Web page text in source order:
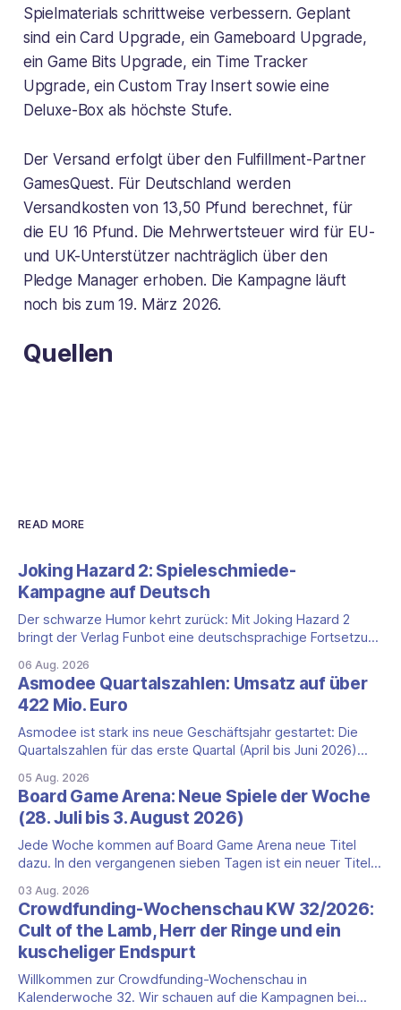
Spielmaterials schrittweise verbessern. Geplant
sind ein Card Upgrade, ein Gameboard Upgrade,
ein Game Bits Upgrade, ein Time Tracker
Upgrade, ein Custom Tray Insert sowie eine
Deluxe-Box als höchste Stufe.
Der Versand erfolgt über den Fulfillment-Partner
GamesQuest. Für Deutschland werden
Versandkosten von 13,50 Pfund berechnet, für
die EU 16 Pfund. Die Mehrwertsteuer wird für EU-
und UK-Unterstützer nachträglich über den
Pledge Manager erhoben. Die Kampagne läuft
noch bis zum 19. März 2026.
Quellen
READ MORE
Joking Hazard 2: Spieleschmiede-
Kampagne auf Deutsch
Der schwarze Humor kehrt zurück: Mit Joking Hazard 2
bringt der Verlag Funbot eine deutschsprachige Fortsetzung
Happiness (Explosm) auf die Spieleschmiede. Wir ordnen
ein, was die Kampagne unter dem Motto „Die fiesen
Comics sind zurück!" bietet und wo sie schweigt.
06 Aug. 2026
Asmodee Quartalszahlen: Umsatz auf über
422 Mio. Euro
Asmodee ist stark ins neue Geschäftsjahr gestartet: Die
Quartalszahlen für das erste Quartal (April bis Juni 2026)
Prozent auf 422,1 Millionen Euro. Getragen wird das
Wachstum weiter von den Sammelkartenspielen, doch
erstmals seit Monaten zeigt auch das klassische
Brettspielgeschäft wieder
05 Aug. 2026
Board Game Arena: Neue Spiele der Woche
(28. Juli bis 3. August 2026)
Jede Woche kommen auf Board Game Arena neue Titel
dazu. In den vergangenen sieben Tagen ist ein neuer Titel
bekanntesten kooperativen Zombiespiele. Wir stellen dir
den Neuzugang mit seinen Eckdaten vor. Zombicide: 2nd
Edition: kooperatives Überleben gegen Zombiehorden Mit
Zombicide: 2nd
03 Aug. 2026
Crowdfunding-Wochenschau KW 32/2026:
Cult of the Lamb, Herr der Ringe und ein
kuscheliger Endspurt
Willkommen zur Crowdfunding-Wochenschau in
Kalenderwoche 32. Wir schauen auf die Kampagnen bei